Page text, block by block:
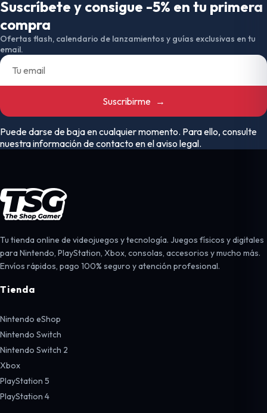
Suscríbete y consigue -5% en tu primera
compra
Ofertas flash, calendario de lanzamientos y guías exclusivas en tu
email.
Suscribirme →
Puede darse de baja en cualquier momento. Para ello, consulte
nuestra información de contacto en el aviso legal.
Tu tienda online de videojuegos y tecnología. Juegos físicos y digitales
para Nintendo, PlayStation, Xbox, consolas, accesorios y mucho más.
Envíos rápidos, pago 100% seguro y atención profesional.
Tienda
Nintendo eShop
Nintendo Switch
Nintendo Switch 2
Xbox
PlayStation 5
PlayStation 4